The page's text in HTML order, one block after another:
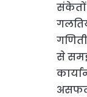
संकेतों
से